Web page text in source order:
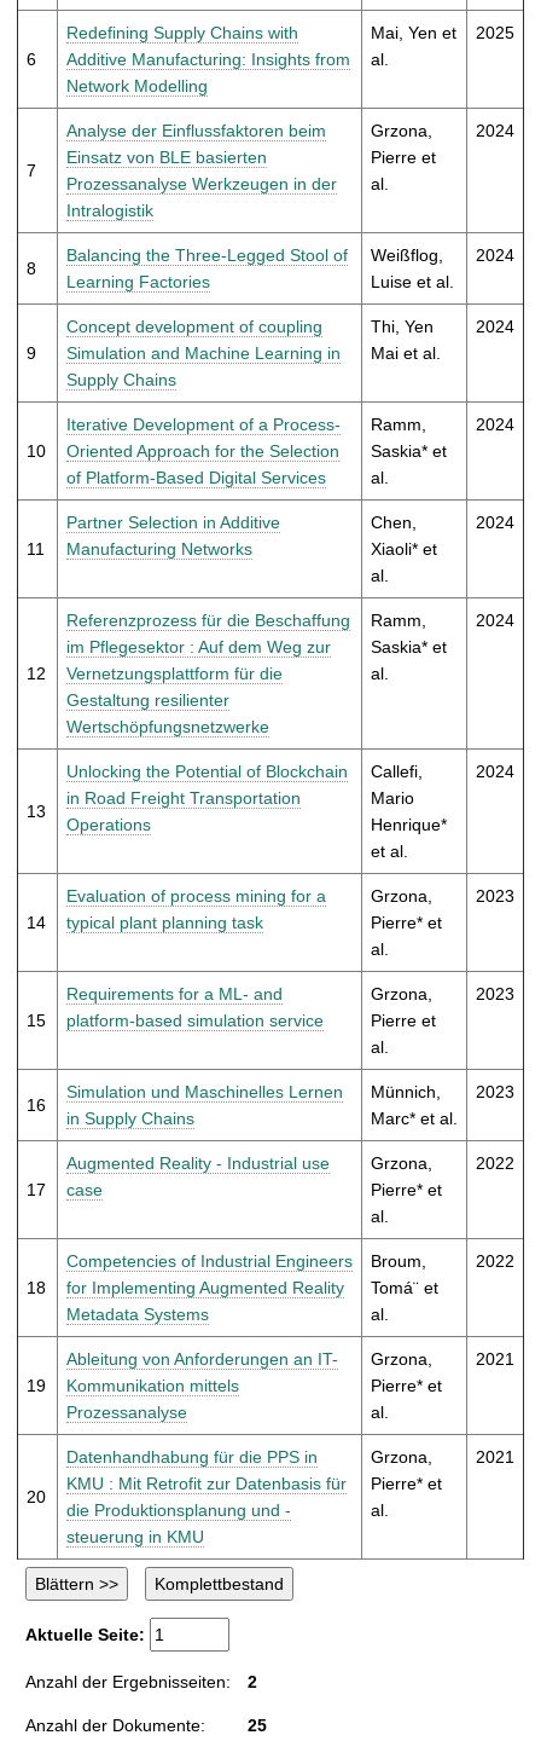
6
Redefining Supply Chains with
Additive Manufacturing: Insights from
Network Modelling
Mai, Yen et
al.
2025
7
Analyse der Einflussfaktoren beim
Einsatz von BLE basierten
Prozessanalyse Werkzeugen in der
Intralogistik
Grzona,
Pierre et
al.
2024
8
Balancing the Three-Legged Stool of
Learning Factories
Weißflog,
Luise et al.
2024
9
Concept development of coupling
Simulation and Machine Learning in
Supply Chains
Thi, Yen
Mai et al.
2024
10
Iterative Development of a Process-
Oriented Approach for the Selection
of Platform-Based Digital Services
Ramm,
Saskia* et
al.
2024
11
Partner Selection in Additive
Manufacturing Networks
Chen,
Xiaoli* et
al.
2024
12
Referenzprozess für die Beschaffung
im Pflegesektor : Auf dem Weg zur
Vernetzungsplattform für die
Gestaltung resilienter
Wertschöpfungsnetzwerke
Ramm,
Saskia* et
al.
2024
13
Unlocking the Potential of Blockchain
in Road Freight Transportation
Operations
Callefi,
Mario
Henrique*
et al.
2024
14
Evaluation of process mining for a
typical plant planning task
Grzona,
Pierre* et
al.
2023
15
Requirements for a ML- and
platform-based simulation service
Grzona,
Pierre et
al.
2023
16
Simulation und Maschinelles Lernen
in Supply Chains
Münnich,
Marc* et al.
2023
17
Augmented Reality - Industrial use
case
Grzona,
Pierre* et
al.
2022
18
Competencies of Industrial Engineers
for Implementing Augmented Reality
Metadata Systems
Broum,
Tomá¨ et
al.
2022
19
Ableitung von Anforderungen an IT-
Kommunikation mittels
Prozessanalyse
Grzona,
Pierre* et
al.
2021
20
Datenhandhabung für die PPS in
KMU : Mit Retrofit zur Datenbasis für
die Produktionsplanung und -
steuerung in KMU
Grzona,
Pierre* et
al.
2021
Aktuelle Seite:
Anzahl der Ergebnisseiten: 2
Anzahl der Dokumente: 25